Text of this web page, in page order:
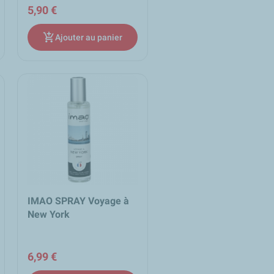
5,90 €
add_shopping_cartAjouter au panier
IMAO SPRAY Voyage à
New York
6,99 €